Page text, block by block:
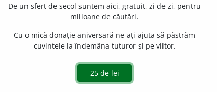
Te-ai atins de soacra lui Pâtru si o lăsă pre ea focul și
de foc. PAT. 1742, 229v. Etimologie:
De un sfert de secol suntem aici, gratuit, zi de zi, pentru
milioane de căutări.
Cu o mică donație aniversară ne-ați ajuta să păstrăm
cuvintele la îndemâna tuturor și pe viitor.